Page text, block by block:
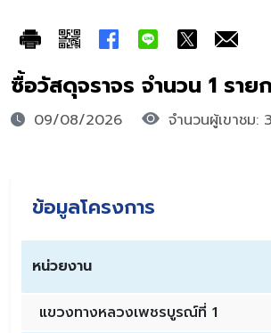
ซื้อวัสดุจราจร จำนวน 1 ราย
09/08/2026 จำนวนผู้เขาชม:
ข้อมูลโครงการ
หน่วยงาน
แขวงทางหลวงเพชรบูรณ์ที่ 1